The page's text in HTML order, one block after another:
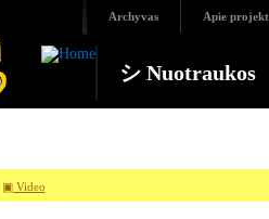
Archyvas Apie
シ Nuotraukos
▣ Video